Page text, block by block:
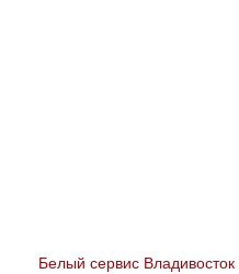
Белый сервис Владивосток